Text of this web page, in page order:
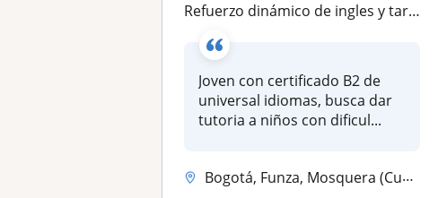
Refuerzo dinámico de ingles y tareas de primaria - tutor joven con nivel de ingles B2
Joven con certificado B2 de
universal idiomas, busca dar
tutoria a niños con dificul...
Bogotá, Funza, Mosquera (Cundinamarca), Soacha